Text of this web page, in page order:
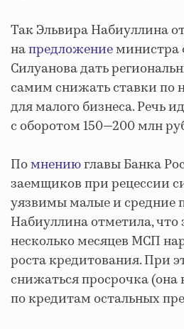
Так Эльвира Набиуллина
напредложениеминистра
Силуанова дать
самим снижать ставки по
для малого бизнеса. Речь
с оборотом 150—200 млн
Помнениюглавы Банка
заемщиков при рецессии
уязвимы малые и средние
Набиуллина отметила, что
несколько месяцев МСП
роста кредитования. При
снижаться просрочка (она
по кредитам остальных